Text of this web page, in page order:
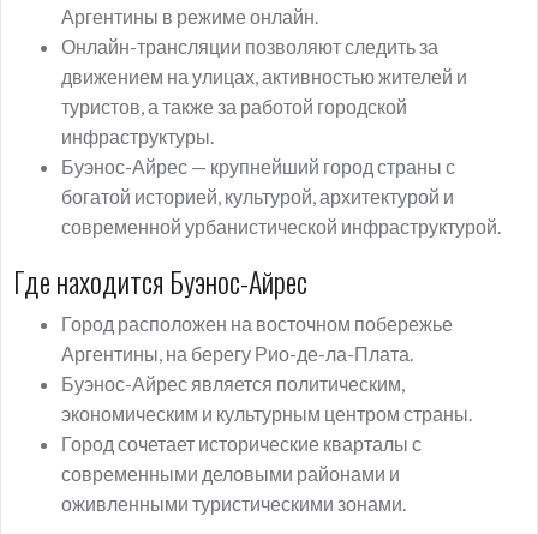
Аргентины в режиме онлайн.
Онлайн-трансляции позволяют следить за
движением на улицах, активностью жителей и
туристов, а также за работой городской
инфраструктуры.
Буэнос-Айрес — крупнейший город страны с
богатой историей, культурой, архитектурой и
современной урбанистической инфраструктурой.
Где находится Буэнос-Айрес
Город расположен на восточном побережье
Аргентины, на берегу Рио-де-ла-Плата.
Буэнос-Айрес является политическим,
экономическим и культурным центром страны.
Город сочетает исторические кварталы с
современными деловыми районами и
оживленными туристическими зонами.